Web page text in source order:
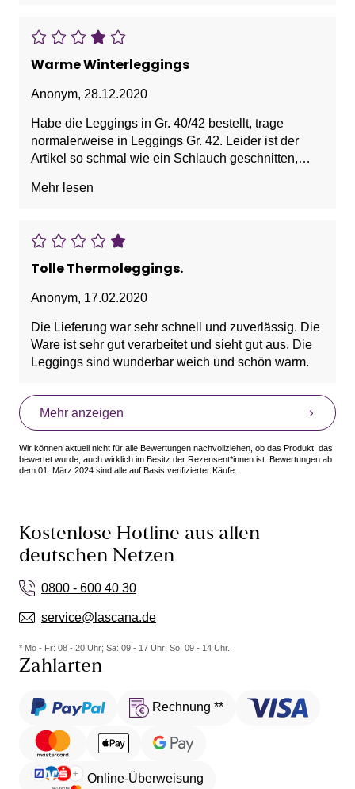
Warme Winterleggings
Anonym, 28.12.2020
Habe die Leggings in Gr. 40/42 bestellt, trage
normalerweise in Leggings Gr. 42. Leider ist der
Artikel so schmal wie ein Schlauch geschnitten,
sich nach OP's reinzwängen muss. Niemand mit Gr.
groß wäre, weiß ich nicht, ich werde es auch nicht
ausprobieren.
Über die gefertigten Größen kann ich nur den Kopf
schütteln. Artikel gehen zurück.
Mehr lesen
Tolle Thermoleggings.
Anonym, 17.02.2020
Die Lieferung war sehr schnell und zuverlässig. Die
Ware ist sehr gut verarbeitet und sieht gut aus. Die
Leggings sind wunderbar weich und schön warm.
Mehr anzeigen
Wir können aktuell nicht für alle Bewertungen nachvollziehen, ob das Produkt, das
bewertet wurde, auch wirklich im Besitz der Rezensent*innen ist. Bewertungen ab
dem 01. März 2024 sind alle auf Basis verifizierter Käufe.
Kostenlose Hotline aus allen
deutschen Netzen
0800 - 600 40 30
service@lascana.de
* Mo - Fr: 08 - 20 Uhr; Sa: 09 - 17 Uhr; So: 09 - 14 Uhr.
Zahlarten
Rechnung **
Online-Überweisung